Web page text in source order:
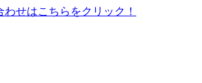
わせはこちらをクリック！